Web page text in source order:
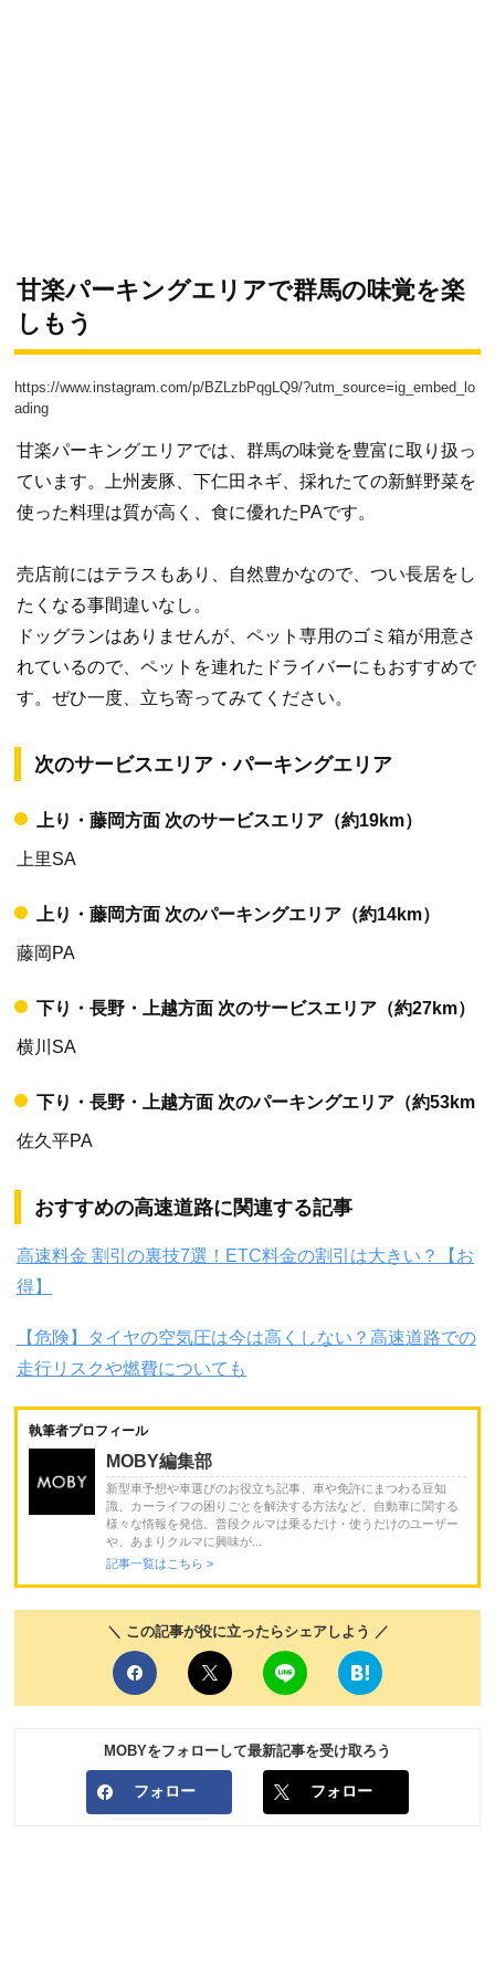
甘楽パーキングエリアで群馬の味覚を楽
しもう
https://www.instagram.com/p/BZLzbPqgLQ9/?utm_source=ig_embed_lo
ading
甘楽パーキングエリアでは、群馬の味覚を豊富に取り扱っ
ています。上州麦豚、下仁田ネギ、採れたての新鮮野菜を
使った料理は質が高く、食に優れたPAです。
売店前にはテラスもあり、自然豊かなので、つい長居をし
たくなる事間違いなし。
ドッグランはありませんが、ペット専用のゴミ箱が用意さ
れているので、ペットを連れたドライバーにもおすすめで
す。ぜひ一度、立ち寄ってみてください。
次のサービスエリア・パーキングエリア
上り・藤岡方面 次のサービスエリア（約19km）
上里SA
上り・藤岡方面 次のパーキングエリア（約14km）
藤岡PA
下り・長野・上越方面 次のサービスエリア（約27km）
横川SA
下り・長野・上越方面 次のパーキングエリア（約53km
佐久平PA
おすすめの高速道路に関連する記事
高速料金 割引の裏技7選！ETC料金の割引は大きい？【お
得】
【危険】タイヤの空気圧は今は高くしない？高速道路での
走行リスクや燃費についても
執筆者プロフィール
MOBY編集部
新型車予想や車選びのお役立ち記事、車や免許にまつわる豆知
識、カーライフの困りごとを解決する方法など、自動車に関する
様々な情報を発信。普段クルマは乗るだけ・使うだけのユーザー
や、あまりクルマに興味が...
記事一覧はこちら >
＼ この記事が役に立ったらシェアしよう ／
MOBYをフォローして最新記事を受け取ろう
フォロー フォロー